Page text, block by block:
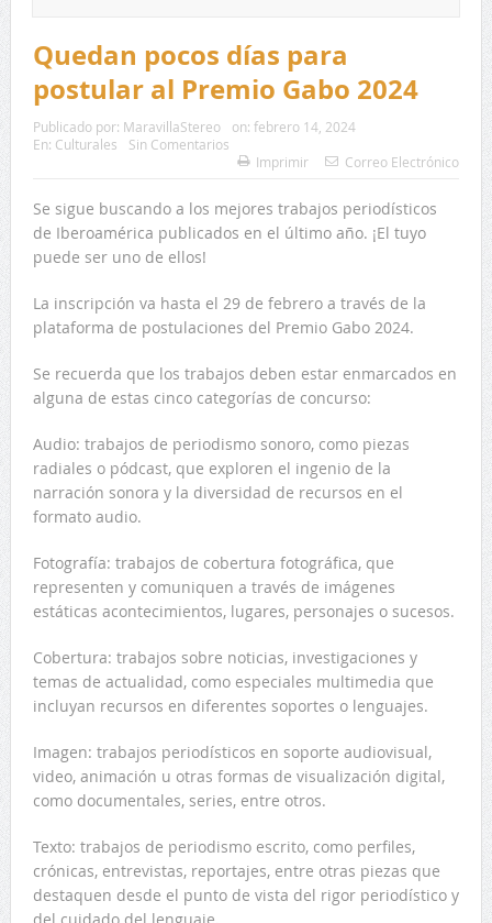
Quedan pocos días para
postular al Premio Gabo 2024
Publicado por: MaravillaStereo on: febrero 14, 2024
En: Culturales
Sin Comentarios
Imprimir
Correo Electrónico
Se sigue buscando a los mejores trabajos periodísticos
de Iberoamérica publicados en el último año. ¡El tuyo
puede ser uno de ellos!
La inscripción va hasta el 29 de febrero a través de la
plataforma de postulaciones del Premio Gabo 2024.
Se recuerda que los trabajos deben estar enmarcados en
alguna de estas cinco categorías de concurso:
Audio: trabajos de periodismo sonoro, como piezas
radiales o pódcast, que exploren el ingenio de la
narración sonora y la diversidad de recursos en el
formato audio.
Fotografía: trabajos de cobertura fotográfica, que
representen y comuniquen a través de imágenes
estáticas acontecimientos, lugares, personajes o sucesos.
Cobertura: trabajos sobre noticias, investigaciones y
temas de actualidad, como especiales multimedia que
incluyan recursos en diferentes soportes o lenguajes.
Imagen: trabajos periodísticos en soporte audiovisual,
video, animación u otras formas de visualización digital,
como documentales, series, entre otros.
Texto: trabajos de periodismo escrito, como perfiles,
crónicas, entrevistas, reportajes, entre otras piezas que
destaquen desde el punto de vista del rigor periodístico y